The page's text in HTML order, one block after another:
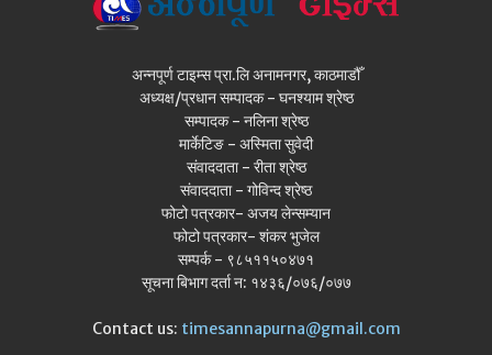
अन्नपूर्ण टाइम्स प्रा.लि अनामनगर, काठमाडौँ
अध्यक्ष/प्रधान सम्पादक - घनश्याम श्रेष्ठ
सम्पादक - नलिना श्रेष्ठ
मार्केटिङ - अस्मिता सुवेदी
संवाददाता - रीता श्रेष्ठ
संवाददाता - गोविन्द श्रेष्ठ
फोटो पत्रकार- अजय लेन्सम्यान
फोटो पत्रकार- शंकर भुजेल
सम्पर्क - ९८५११५०४७१
सूचना बिभाग दर्ता न: १४३६/०७६/०७७
Contact us: timesannapurna@gmail.com